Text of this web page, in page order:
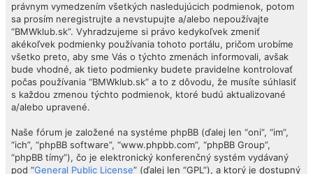
právnym vymedzením všetkých nasledujúcich podmienok, potom
sa prosím neregistrujte a nevstupujte a/alebo nepoužívajte
“BMWklub.sk”. Vyhradzujeme si právo kedykoľvek zmeniť
akékoľvek podmienky používania tohoto portálu, pričom urobíme
všetko preto, aby sme Vás o týchto zmenách informovali, avšak
bude vhodné, ak tieto podmienky budete pravidelne kontrolovať
počas používania “BMWklub.sk” a to z dôvodu, že musíte súhlasiť
s každou zmenou týchto podmienok, ktoré budú aktualizované
a/alebo upravené.
Naše fórum je založené na systéme phpBB (ďalej len “oni”, “im”,
“ich”, “phpBB software”, “www.phpbb.com”, “phpBB Group”,
“phpBB tímy”), čo je elektronický konferenčný systém vydávaný
pod “General Public License” (ďalej len “GPL”), a ktorý je dostupný